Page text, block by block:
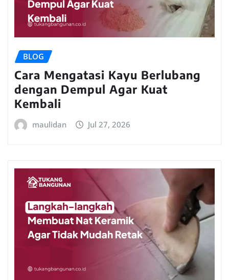
BLOG
Cara Mengatasi Kayu Berlubang
dengan Dempul Agar Kuat
Kembali
maulidan Jul 27, 2026